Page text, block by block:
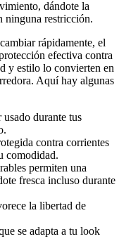
dándote la
ninguna restricción.
rápidamente, el
efectiva contra
y estilo lo convierten en
Aquí hay algunas
usado durante tus
contra corrientes
comodidad.
permiten una
fresca incluso durante
la libertad de
se adapta a tu look